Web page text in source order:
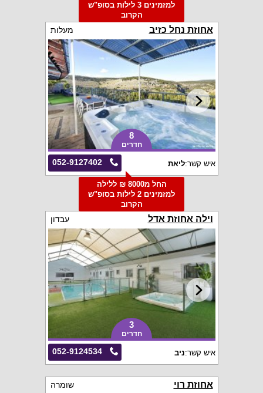
למזמינים 3 לילות בסופ"ש
הקרוב
אחוזת נחל כזיב מעלות
8
חדרים
052-9127402 איש קשר:ליאת
החל מ8000 ₪ ללילה
למזמינים 2 לילות בסופ"ש
הקרוב
וילה אחוזת אדל עבדון
3
חדרים
052-9124534 איש קשר:ניב
אחוזת רוי שומרה